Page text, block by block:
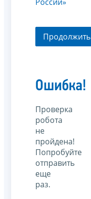
Продолжить
Ошибка!
Проверка
робота
не
пройдена!
Попробуйте
отправить
еще
раз.